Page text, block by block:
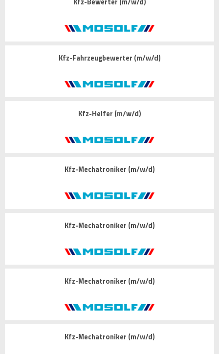
Kfz-Bewerter (m/w/d)
Kfz-Fahrzeugbewerter (m/w/d)
Kfz-Helfer (m/w/d)
Kfz-Mechatroniker (m/w/d)
Kfz-Mechatroniker (m/w/d)
Kfz-Mechatroniker (m/w/d)
Kfz-Mechatroniker (m/w/d)